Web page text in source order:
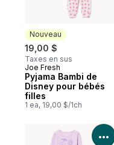
Nouveau
19,00 $
Taxes en sus
Nouveau
Joe Fresh
Pyjama Bambi de
Disney pour bébés
filles
1 ea, 19,00 $/1ch